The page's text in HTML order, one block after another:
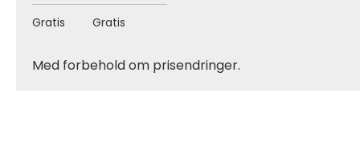
Gratis
Gratis
Med forbehold om prisendringer.